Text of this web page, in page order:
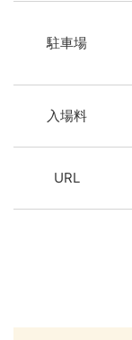
駐車場
入場料
URL